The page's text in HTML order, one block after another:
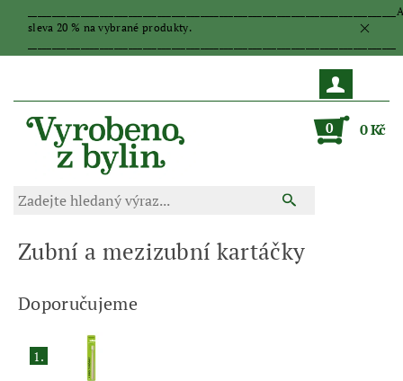
sleva 20 % na vybrané produkty.
0 0 Kč
Zubní a mezizubní kartáčky
Doporučujeme
1.